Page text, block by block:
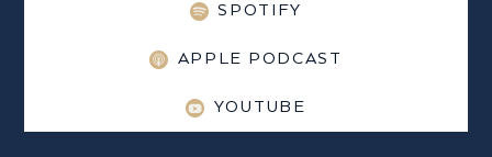
SPOTIFY
APPLE PODCAST
YOUTUBE